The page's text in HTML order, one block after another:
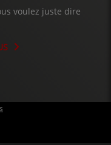
voulez juste dire